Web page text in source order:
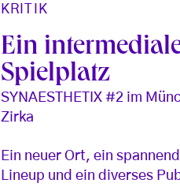
KRITIK
Ein
Spielplatz
SYNAESTHETIX #2 im
Zirka
Ein neuer Ort, ein
Lineup und ein diverses